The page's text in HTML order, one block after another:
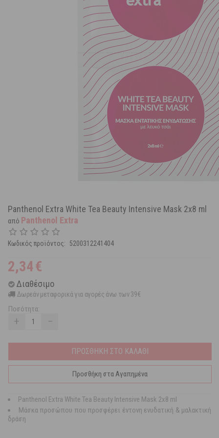
Panthenol Extra White Tea Beauty Intensive Mask 2x8 ml
από Panthenol Extra
Κωδικός προϊόντος: 5200312241404
2,34€
Διαθέσιμο
Δωρεάν μεταφορικά για αγορές άνω των 39€
Ποσότητα:
+ −
ΠΡΟΣΘΗΚΗ ΣΤΟ ΚΑΛΑΘΙ
Προσθήκη στα Αγαπημένα
Panthenol Extra White Tea Beauty Intensive Mask 2x8 ml
Μάσκα προσώπου που προσφέρει έντονη ενυδατική & μαλακτική
δράση